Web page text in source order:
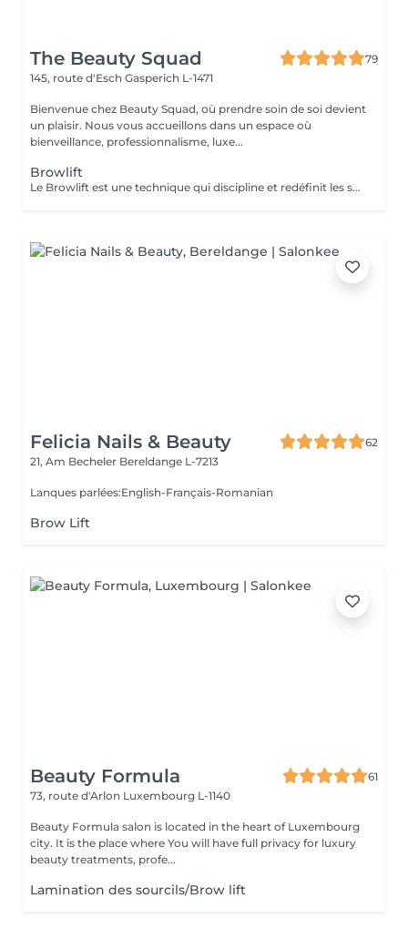
The Beauty Squad
79
145, route d'Esch Gasperich L-1471
Bienvenue chez Beauty Squad, où prendre soin de soi devient
un plaisir. Nous vous accueillons dans un espace où
bienveillance, professionnalisme, luxe...
Browlift
Le Browlift est une technique qui discipline et redéfinit les sourcils pour un effet lifté et harmonieux. Il donne une apparence plus fournie et structurée sans maquillage, idéal pour celles qui recherchent un regard naturellement sublimé. Chez Beauty Squad : - Étude personnalisée de votre ligne de sourcils pour un résultat adapté à votre visage. - Utilisation de produits doux et nourrissants pour préserver la santé des poils. - Hygiène irréprochable avec matériel à usage unique. Vous pouvez ajouter la teinture pour encore plus de définition. Rehaussez vos sourcils en toute sécurité.
Felicia Nails & Beauty
62
21, Am Becheler Bereldange L-7213
Lanques parlées:English-Français-Romanian
Brow Lift
Beauty Formula
61
73, route d'Arlon Luxembourg L-1140
Beauty Formula salon is located in the heart of Luxembourg
city. It is the place where You will have full privacy for luxury
beauty treatments, profe...
Lamination des sourcils/Brow lift